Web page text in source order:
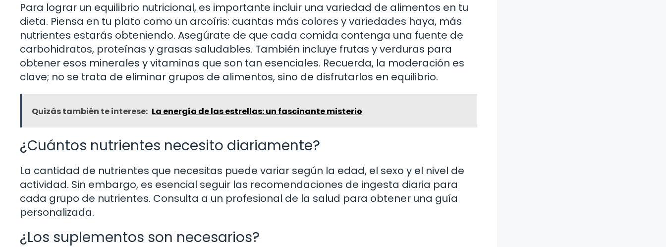
Para lograr un equilibrio nutricional, es importante incluir una variedad de alimentos en tu
dieta. Piensa en tu plato como un arcoíris: cuantas más colores y variedades haya, más
nutrientes estarás obteniendo. Asegúrate de que cada comida contenga una fuente de
carbohidratos, proteínas y grasas saludables. También incluye frutas y verduras para
obtener esos minerales y vitaminas que son tan esenciales. Recuerda, la moderación es
clave; no se trata de eliminar grupos de alimentos, sino de disfrutarlos en equilibrio.
Quizás también te interese: La energía de las estrellas: un fascinante misterio
¿Cuántos nutrientes necesito diariamente?
La cantidad de nutrientes que necesitas puede variar según la edad, el sexo y el nivel de
actividad. Sin embargo, es esencial seguir las recomendaciones de ingesta diaria para
cada grupo de nutrientes. Consulta a un profesional de la salud para obtener una guía
personalizada.
¿Los suplementos son necesarios?